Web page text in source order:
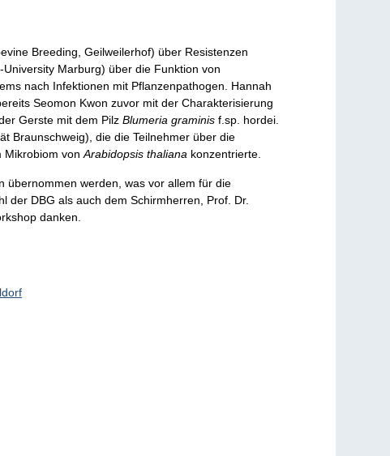
Breeding, Geilweilerhof) über Resistenzen
Marburg) über die Funktion von
nach Infektionen mit Pflanzenpathogen. Hannah
Seomon Kwon zuvor mit der Charakterisierung
Gerste mit dem PilzBlumeria graminis f.sp. hordei.
Braunschweig), die die Teilnehmer über die
Mikrobiom vonArabidopsis thaliana konzentrierte.
übernommen werden, was vor allem für die
der DBG als auch dem Schirmherren, Prof. Dr.
danken.